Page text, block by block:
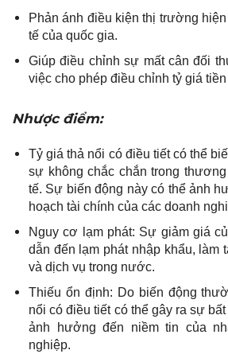
Phản ánh điều kiện thị trường
tế của quốc gia.
Giúp điều chỉnh sự mất cân đối
việc cho phép điều chỉnh tỷ giá tiền
Nhược điểm:
Tỷ giá thả nổi có điều tiết có thể
sự không chắc chắn trong
tế. Sự biến động này có thể ảnh
hoạch tài chính của các doanh
Nguy cơ lạm phát: Sự giảm giá
dẫn đến lạm phát nhập khẩu, làm
và dịch vụ trong nước.
Thiếu ổn định: Do biến động
nổi có điều tiết có thể gây ra sự
ảnh hưởng đến niềm tin của
nghiệp.